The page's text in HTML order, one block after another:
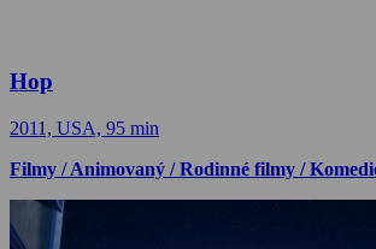
Hop
2011, USA, 95 min
Filmy / Animovaný / Rodinné filmy /